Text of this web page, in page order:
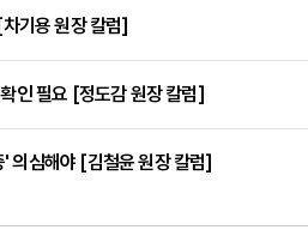
기용 원장 칼럼]
인 필요 [정도감 원장 칼럼]
의심해야 [김철윤 원장 칼럼]